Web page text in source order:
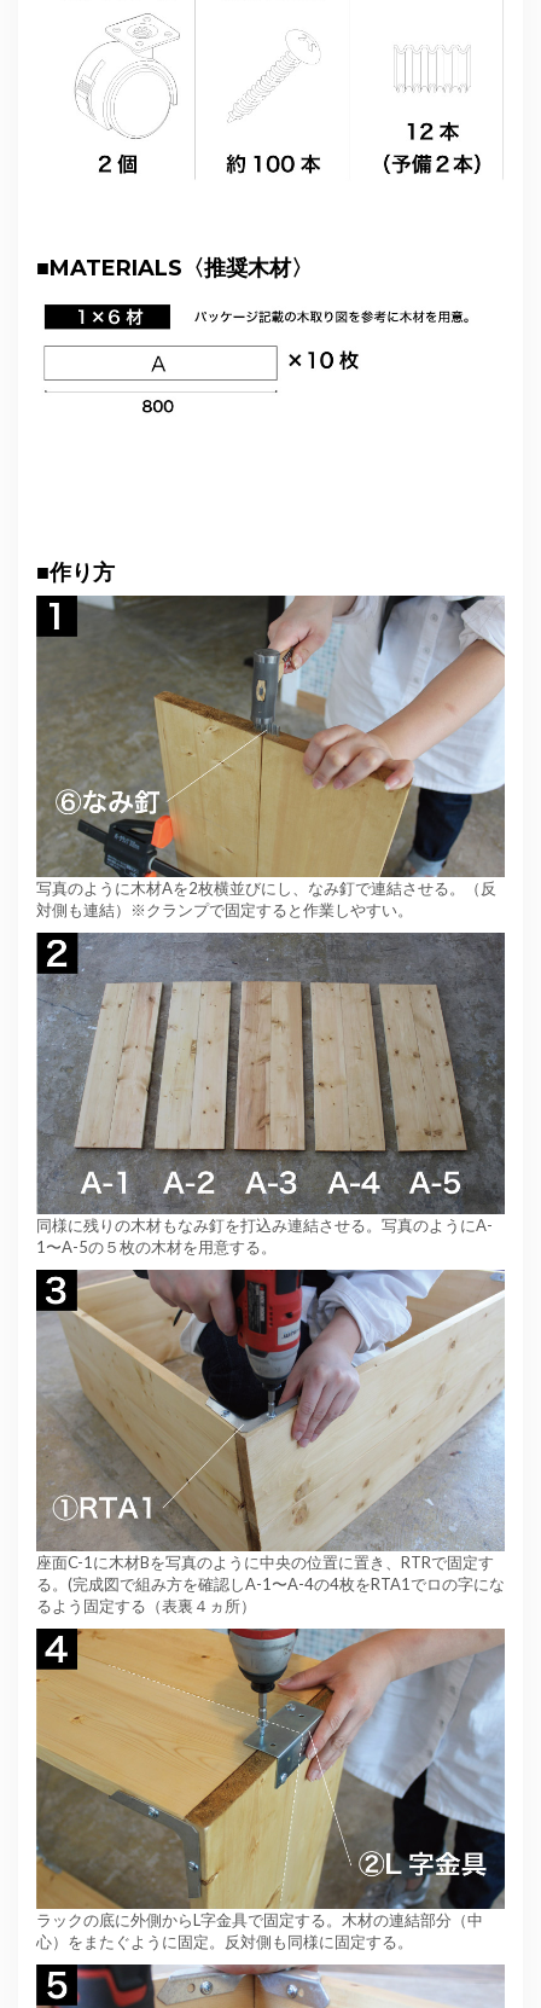
■MATERIALS〈推奨木材〉
■作り方
写真のように木材Aを2枚横並びにし、なみ釘で連結させる。（反
対側も連結）※クランプで固定すると作業しやすい。
同様に残りの木材もなみ釘を打込み連結させる。写真のようにA-
1〜A-5の５枚の木材を用意する。
座面C-1に木材Bを写真のように中央の位置に置き、RTRで固定す
る。(完成図で組み方を確認しA-1〜A-4の4枚をRTA1でロの字にな
るよう固定する（表裏４ヵ所）
ラックの底に外側からL字金具で固定する。木材の連結部分（中
心）をまたぐように固定。反対側も同様に固定する。